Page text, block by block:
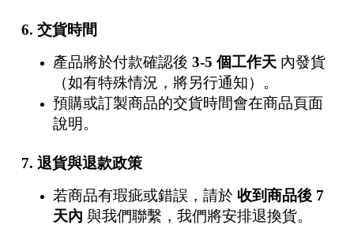
6. 交貨時間
產品將於付款確認後 3-5 個工作天內發貨
（如有特殊情況，將另行通知）。
預購或訂製商品的交貨時間會在商品頁面
說明。
7. 退貨與退款政策
若商品有瑕疵或錯誤，請於 收到商品後 7
天內 與我們聯繫，我們將安排退換貨。